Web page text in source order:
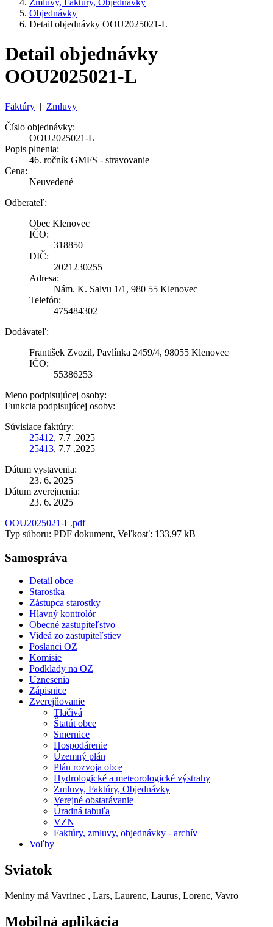
Zmluvy, Faktúry, Objednávky
Objednávky
Detail objednávky OOU2025021-L
Detail objednávky
OOU2025021-L
Faktúry | Zmluvy
Číslo objednávky:
OOU2025021-L
Popis plnenia:
46. ročník GMFS - stravovanie
Cena:
Neuvedené
Odberateľ:
Obec Klenovec
IČO:
318850
DIČ:
2021230255
Adresa:
Nám. K. Salvu 1/1, 980 55 Klenovec
Telefón:
475484302
Dodávateľ:
František Zvozil, Pavlínka 2459/4, 98055 Klenovec
IČO:
55386253
Meno podpisujúcej osoby:
Funkcia podpisujúcej osoby:
Súvisiace faktúry:
25412, 7.7 .2025
25413, 7.7 .2025
Dátum vystavenia:
23. 6. 2025
Dátum zverejnenia:
23. 6. 2025
OOU2025021-L.pdf
Typ súboru: PDF dokument, Veľkosť: 133,97 kB
Samospráva
Detail obce
Starostka
Zástupca starostky
Hlavný kontrolór
Obecné zastupiteľstvo
Videá zo zastupiteľstiev
Poslanci OZ
Komisie
Podklady na OZ
Uznesenia
Zápisnice
Zverejňovanie
Tlačivá
Štatút obce
Smernice
Hospodárenie
Územný plán
Plán rozvoja obce
Hydrologické a meteorologické výstrahy
Zmluvy, Faktúry, Objednávky
Verejné obstarávanie
Úradná tabuľa
VZN
Faktúry, zmluvy, objednávky - archív
Voľby
Sviatok
Meniny má Vavrinec , Lars, Laurenc, Laurus, Lorenc, Vavro
Mobilná aplikácia